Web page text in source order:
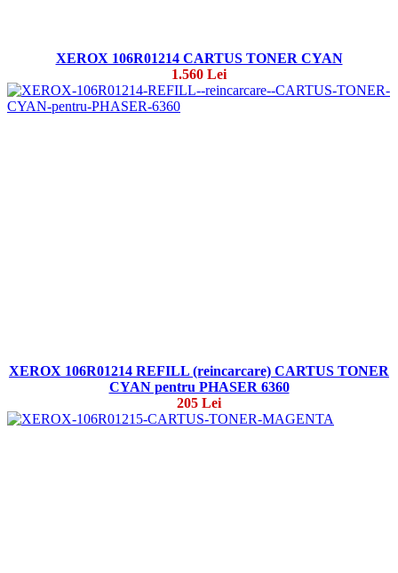
XEROX 106R01214 CARTUS TONER CYAN
1.560 Lei
XEROX 106R01214 REFILL (reincarcare) CARTUS TONER
CYAN pentru PHASER 6360
205 Lei